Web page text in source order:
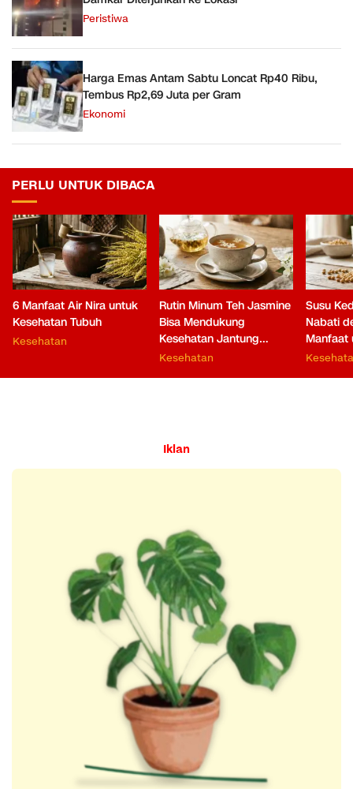
Peristiwa
Harga Emas Antam Sabtu Loncat Rp40 Ribu,
Tembus Rp2,69 Juta per Gram
Ekonomi
PERLU UNTUK DIBACA
6 Manfaat Air Nira untuk
Kesehatan Tubuh
Kesehatan
Rutin Minum Teh Jasmine
Bisa Mendukung
Kesehatan Jantung
hingga Fungsi Otak
Kesehatan
Susu
Nabati
Manfaat
Iklan